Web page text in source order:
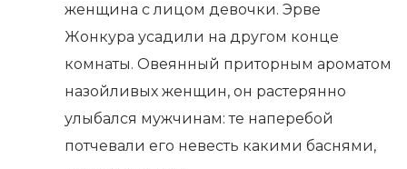
женщина с лицом девочки. Эрве
Жонкура усадили на другом конце
комнаты. Овеянный приторным ароматом
назойливых женщин, он растерянно
улыбался мужчинам: те наперебой
потчевали его невесть какими баснями,